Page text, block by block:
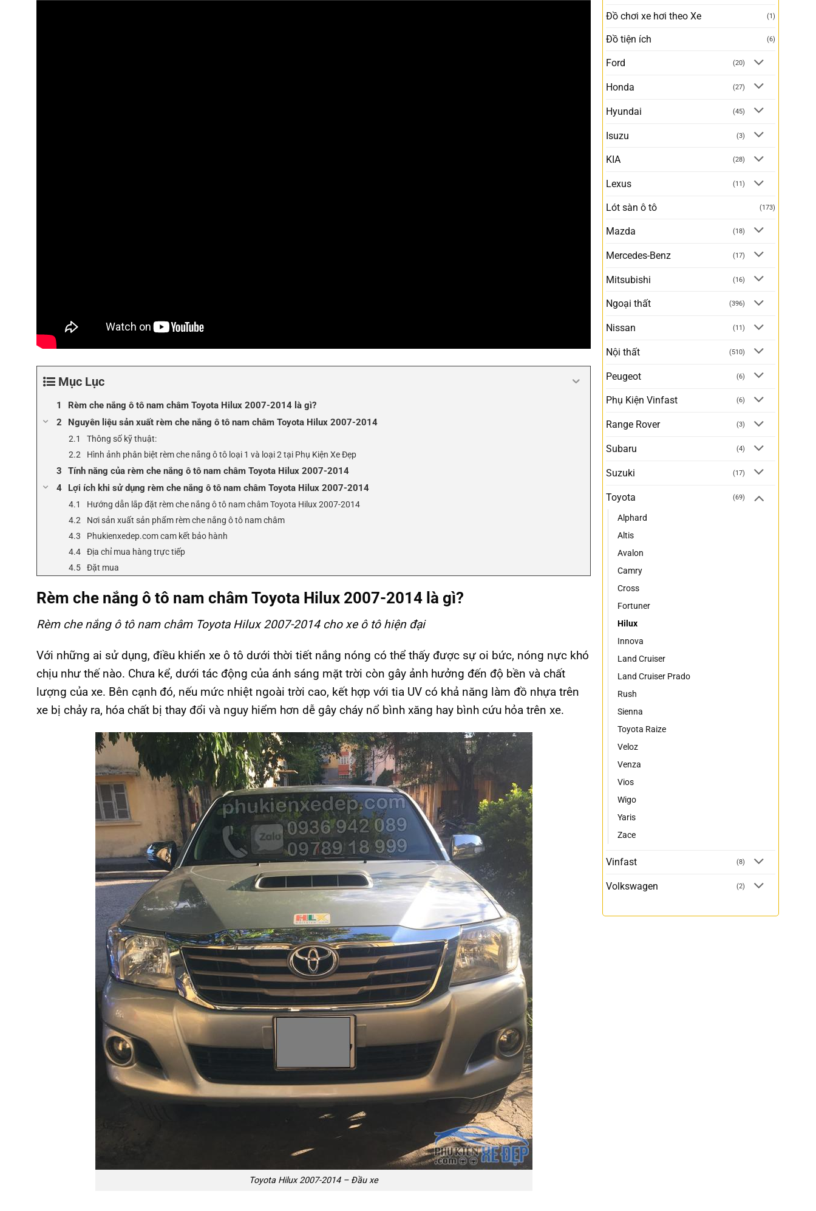
Mục Lục
Rèm che nắng ô tô nam châm Toyota Hilux 2007-2014 là gì?
Nguyên liệu sản xuất rèm che nắng ô tô nam châm Toyota Hilux 2007-2014
Thông số kỹ thuật:
Hình ảnh phân biệt rèm che nắng ô tô loại 1 và loại 2 tại Phụ Kiện Xe Đẹp
Tính năng của rèm che nắng ô tô nam châm Toyota Hilux 2007-2014
Lợi ích khi sử dụng rèm che nắng ô tô nam châm Toyota Hilux 2007-2014
Hướng dẫn lắp đặt rèm che nắng ô tô nam châm Toyota Hilux 2007-2014
Nơi sản xuất sản phẩm rèm che nắng ô tô nam châm
Phukienxedep.com cam kết bảo hành
Địa chỉ mua hàng trực tiếp
Đặt mua
Rèm che nắng ô tô nam châm Toyota Hilux 2007-2014 là gì?
Rèm che nắng ô tô nam châmToyota Hilux 2007-2014 cho xe ô tô hiện đại
Với những ai sử dụng, điều khiển xe ô tô dưới thời tiết nắng nóng có thể thấy được sự oi bức, nóng nực khó
chịu như thế nào. Chưa kể, dưới tác động của ánh sáng mặt trời còn gây ảnh hưởng đến độ bền và chất
lượng của xe. Bên cạnh đó, nếu mức nhiệt ngoài trời cao, kết hợp với tia UV có khả năng làm đồ nhựa trên
xe bị chảy ra, hóa chất bị thay đổi và nguy hiểm hơn dễ gây cháy nổ bình xăng hay bình cứu hỏa trên xe.
Toyota Hilux 2007-2014 – Đầu xe
Đồ chơi xe hơi theo Xe (1)
Đồ tiện ích (6)
Ford (20)
Honda (27)
Hyundai (45)
Isuzu (3)
KIA (28)
Lexus (11)
Lót sàn ô tô (173)
Mazda (18)
Mercedes-Benz (17)
Mitsubishi (16)
Ngoại thất (396)
Nissan (11)
Nội thất (510)
Peugeot (6)
Phụ Kiện Vinfast (6)
Range Rover (3)
Subaru (4)
Suzuki (17)
Toyota (69)
Alphard
Altis
Avalon
Camry
Cross
Fortuner
Hilux
Innova
Land Cruiser
Land Cruiser Prado
Rush
Sienna
Toyota Raize
Veloz
Venza
Vios
Wigo
Yaris
Zace
Vinfast (8)
Volkswagen (2)